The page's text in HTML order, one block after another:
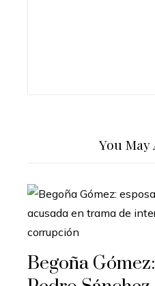
You May
Begoña